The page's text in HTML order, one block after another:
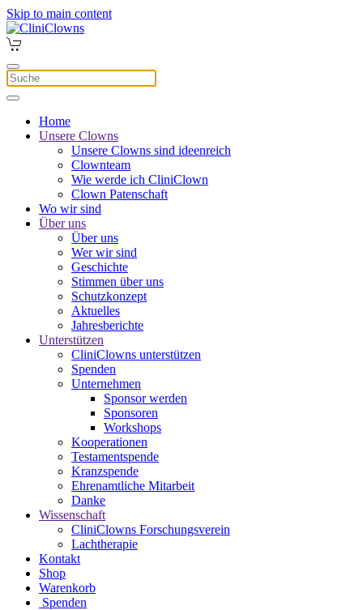
Skip to main content
Home
Unsere Clowns
Unsere Clowns sind ideenreich
Clownteam
Wie werde ich CliniClown
Clown Patenschaft
Wo wir sind
Über uns
Über uns
Wer wir sind
Geschichte
Stimmen über uns
Schutzkonzept
Aktuelles
Jahresberichte
Unterstützen
CliniClowns unterstützen
Spenden
Unternehmen
Sponsor werden
Sponsoren
Workshops
Kooperationen
Testamentspende
Kranzspende
Ehrenamtliche Mitarbeit
Danke
Wissenschaft
CliniClowns Forschungsverein
Lachtherapie
Kontakt
Shop
Warenkorb
Spenden